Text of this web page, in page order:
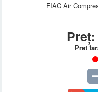
FIAC Air
Preț:
Pret